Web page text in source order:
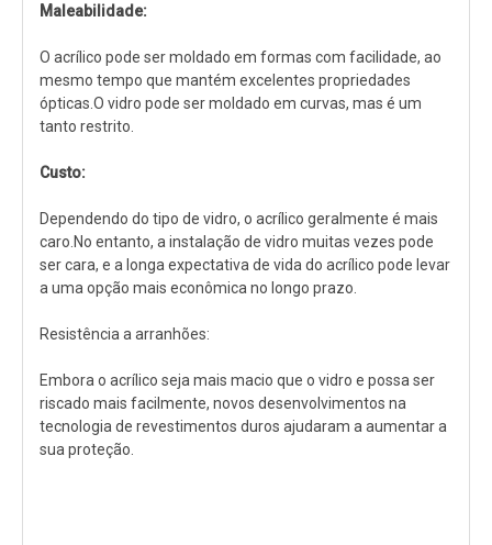
Maleabilidade:
O acrílico pode ser moldado em formas com facilidade, ao
mesmo tempo que mantém excelentes propriedades
ópticas.O vidro pode ser moldado em curvas, mas é um
tanto restrito.
Custo:
Dependendo do tipo de vidro, o acrílico geralmente é mais
caro.No entanto, a instalação de vidro muitas vezes pode
ser cara, e a longa expectativa de vida do acrílico pode levar
a uma opção mais econômica no longo prazo.
Resistência a arranhões:
Embora o acrílico seja mais macio que o vidro e possa ser
riscado mais facilmente, novos desenvolvimentos na
tecnologia de revestimentos duros ajudaram a aumentar a
sua proteção.